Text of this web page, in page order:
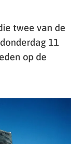
twee van de
11
op de